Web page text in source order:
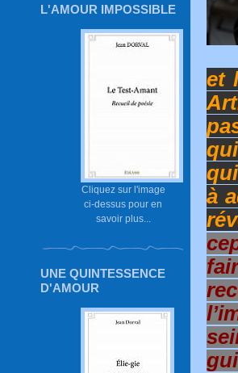
L'AMOUR IMPOSSIBLE
Cliquez sur l'image
ci-dessus pour en
savoir plus...
UNE QUINTESSENCE
D'AMOUR
et
à